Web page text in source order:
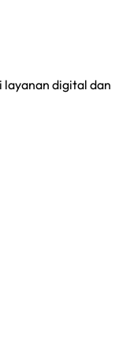
layanan digital dan